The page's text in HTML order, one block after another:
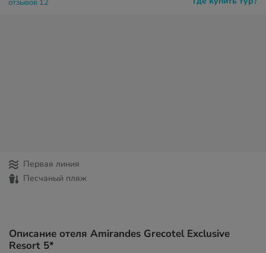
отзывов 12
Первая линия
Песчаный пляж
Описание отеля Amirandes Grecotel Exclusive
Resort 5*